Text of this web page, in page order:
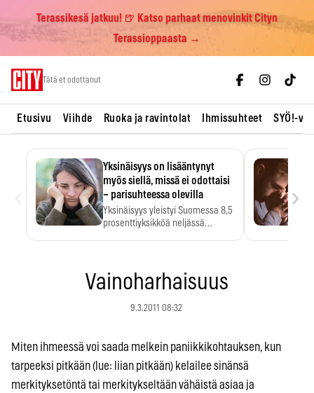
Terassikesä jatkuu! 🍺 Katso parhaat menovinkit Cityn
Terassioppaasta →
Tätä et odottanut
Etusivu Viihde Ruoka ja ravintolat Ihmissuhteet SYÖ!-
Yksinäisyys on lisääntynyt
myös siellä, missä ei odottaisi
– parisuhteessa olevilla
Yksinäisyys yleistyi Suomessa 8,5
prosenttiyksikköä neljässä
›
Vainoharhaisuus
9.3.2011 08:32
Miten ihmeessä voi saada melkein paniikkikohtauksen, kun
tarpeeksi pitkään (lue: liian pitkään) kelailee sinänsä
merkityksetöntä tai merkitykseltään vähäistä asiaa ja